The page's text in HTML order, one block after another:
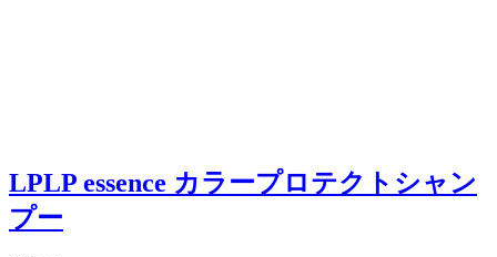
LPLP essence カラープロテクトシャン
プー